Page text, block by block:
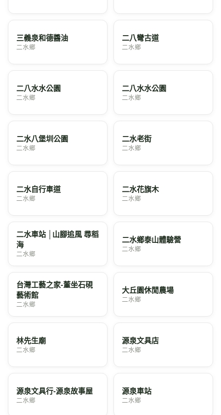
三義泉和德醬油
二水鄉
二八彎古道
二水鄉
二八水水公園
二水鄉
二八水水公園
二水鄉
二水八堡圳公園
二水鄉
二水老街
二水鄉
二水自行車道
二水鄉
二水花旗木
二水鄉
二水車站 │山腳追風 尋稻
海
二水鄉
二水鄉泰山體驗營
二水鄉
台灣工藝之家-董坐石硯
藝術館
二水鄉
大丘園休閒農場
二水鄉
林先生廟
二水鄉
源泉文具店
二水鄉
源泉文具行-源泉故事屋
二水鄉
源泉車站
二水鄉